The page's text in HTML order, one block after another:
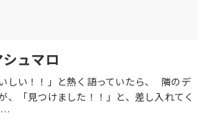
ュマロ
しい！！」と熱く語っていたら、 隣のデ
、「見つけました！！」と、差し入れてく